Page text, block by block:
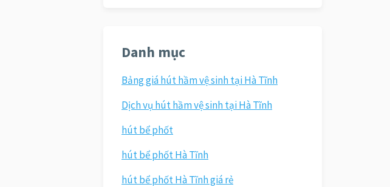
Danh mục
Bảng giá hút hầm vệ sinh tại Hà Tĩnh
Dịch vụ hút hầm vệ sinh tại Hà Tĩnh
hút bể phốt
hút bể phốt Hà Tĩnh
hút bể phốt Hà Tĩnh giá rẻ